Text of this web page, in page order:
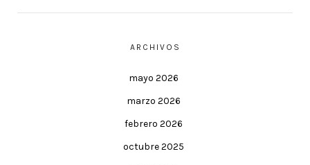
ARCHIVOS
mayo 2026
marzo 2026
febrero 2026
octubre 2025